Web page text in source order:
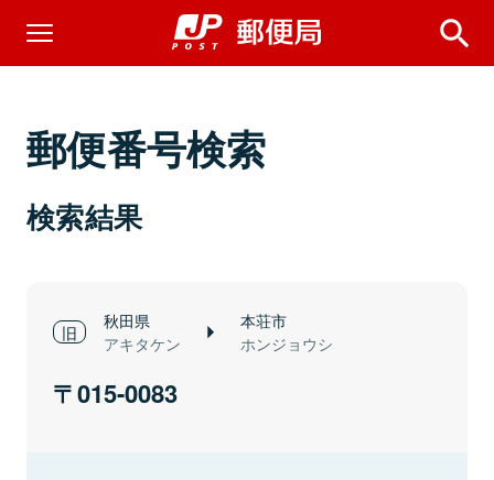
郵便番号検索
検索結果
秋田県
アキタケン
本荘市
ホンジョウシ
015-0083